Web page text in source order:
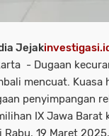
Jejakinvestigasi.id
- Dugaan
mencuat. Kuasa
penyimpangan
IX Jawa Barat
Rabu, 19 Maret